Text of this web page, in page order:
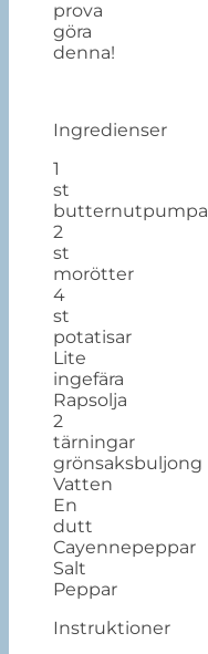
prova
göra
denna!
Ingredienser
1
st
butternutpumpa
2
st
morötter
4
st
potatisar
Lite
ingefära
Rapsolja
2
tärningar
grönsaksbuljong
Vatten
En
dutt
Cayennepeppar
Salt
Peppar
Instruktioner